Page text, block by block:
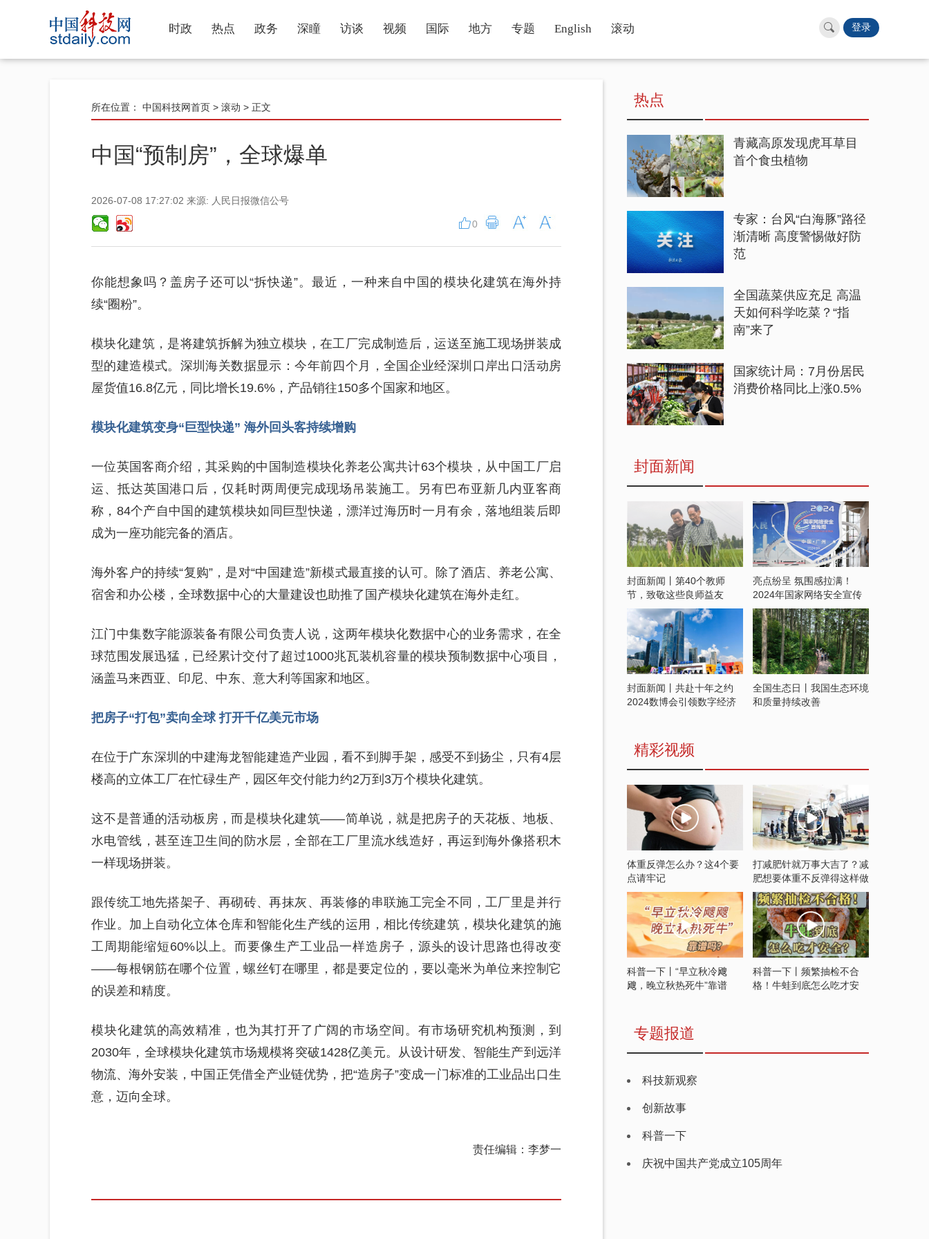
时政 热点 政务 深瞳 访谈 视频 国际 地方 专题 English 滚动 登录
所在位置： 中国科技网首页 > 滚动 > 正文
中国“预制房”，全球爆单
2026-07-08 17:27:02 来源: 人民日报微信公号
0
你能想象吗？盖房子还可以“拆快递”。最近，一种来自中国的模块化建筑在海外持
续“圈粉”。
模块化建筑，是将建筑拆解为独立模块，在工厂完成制造后，运送至施工现场拼装成
型的建造模式。深圳海关数据显示：今年前四个月，全国企业经深圳口岸出口活动房
屋货值16.8亿元，同比增长19.6%，产品销往150多个国家和地区。
模块化建筑变身“巨型快递” 海外回头客持续增购
一位英国客商介绍，其采购的中国制造模块化养老公寓共计63个模块，从中国工厂启
运、抵达英国港口后，仅耗时两周便完成现场吊装施工。另有巴布亚新几内亚客商
称，84个产自中国的建筑模块如同巨型快递，漂洋过海历时一月有余，落地组装后即
成为一座功能完备的酒店。
海外客户的持续“复购”，是对“中国建造”新模式最直接的认可。除了酒店、养老公寓、
宿舍和办公楼，全球数据中心的大量建设也助推了国产模块化建筑在海外走红。
江门中集数字能源装备有限公司负责人说，这两年模块化数据中心的业务需求，在全
球范围发展迅猛，已经累计交付了超过1000兆瓦装机容量的模块预制数据中心项目，
涵盖马来西亚、印尼、中东、意大利等国家和地区。
把房子“打包”卖向全球 打开千亿美元市场
在位于广东深圳的中建海龙智能建造产业园，看不到脚手架，感受不到扬尘，只有4层
楼高的立体工厂在忙碌生产，园区年交付能力约2万到3万个模块化建筑。
这不是普通的活动板房，而是模块化建筑——简单说，就是把房子的天花板、地板、
水电管线，甚至连卫生间的防水层，全部在工厂里流水线造好，再运到海外像搭积木
一样现场拼装。
跟传统工地先搭架子、再砌砖、再抹灰、再装修的串联施工完全不同，工厂里是并行
作业。加上自动化立体仓库和智能化生产线的运用，相比传统建筑，模块化建筑的施
工周期能缩短60%以上。而要像生产工业品一样造房子，源头的设计思路也得改变
——每根钢筋在哪个位置，螺丝钉在哪里，都是要定位的，要以毫米为单位来控制它
的误差和精度。
模块化建筑的高效精准，也为其打开了广阔的市场空间。有市场研究机构预测，到
2030年，全球模块化建筑市场规模将突破1428亿美元。从设计研发、智能生产到远洋
物流、海外安装，中国正凭借全产业链优势，把“造房子”变成一门标准的工业品出口生
意，迈向全球。
责任编辑：李梦一
热点
青藏高原发现虎耳草目
首个食虫植物
专家：台风“白海豚”路径
渐清晰 高度警惕做好防
范
全国蔬菜供应充足 高温
天如何科学吃菜？“指
南”来了
国家统计局：7月份居民
消费价格同比上涨0.5%
封面新闻
封面新闻丨第40个教师
节，致敬这些良师益友
亮点纷呈 氛围感拉满！
2024年国家网络安全宣传
周开启
封面新闻丨共赴十年之约
2024数博会引领数字经济
全国生态日丨我国生态环境
和质量持续改善
精彩视频
体重反弹怎么办？这4个要
点请牢记
打减肥针就万事大吉了？减
肥想要体重不反弹得这样做
科普一下丨“早立秋冷飕
飕，晚立秋热死牛”靠谱
科普一下丨频繁抽检不合
格！牛蛙到底怎么吃才安
专题报道
科技新观察
创新故事
科普一下
庆祝中国共产党成立105周年